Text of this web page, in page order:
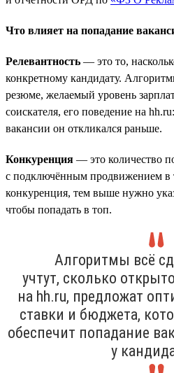
Что влияет на попадание
Релевантность — это то,
конкретному кандидату.
резюме, желаемый уровень
соискателя, его поведение на
вакансии он откликался раньше.
Конкуренция — это количество
с подключённым продвижением в
конкуренция, тем выше нужно
чтобы попадать в топ.
Алгоритмы всё
учтут, сколько
на hh.ru, предложат
ставки и бюджета,
обеспечит попадание
у